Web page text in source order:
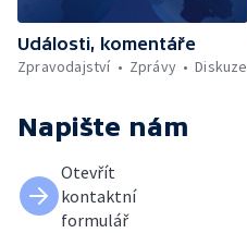
Události, komentáře
Zpravodajství
Zprávy Diskuze
Napište nám
Otevřít
kontaktní
formulář